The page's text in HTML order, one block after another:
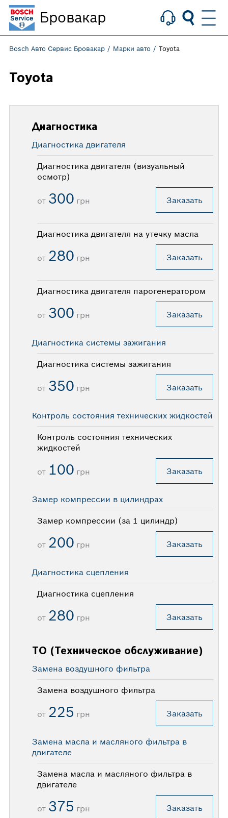
Bosch Авто Сервис Бровакар Марки авто Toyota
Toyota
Диагностика
Диагностика двигателя
Диагностика двигателя (визуальный
осмотр)
от 300 грн Заказать
Диагностика двигателя на утечку масла
от 280 грн Заказать
Диагностика двигателя парогенератором
от 300 грн Заказать
Диагностика системы зажигания
Диагностика системы зажигания
от 350 грн Заказать
Контроль состояния технических жидкостей
Контроль состояния технических
жидкостей
от 100 грн Заказать
Замер компрессии в цилиндрах
Замер компрессии (за 1 цилиндр)
от 200 грн Заказать
Диагностика сцепления
Диагностика сцепления
от 280 грн Заказать
ТО (Техническое обслуживание)
Замена воздушного фильтра
Замена воздушного фильтра
от 225 грн Заказать
Замена масла и масляного фильтра в
двигателе
Замена масла и масляного фильтра в
двигателе
от 375 грн Заказать
Бровакар